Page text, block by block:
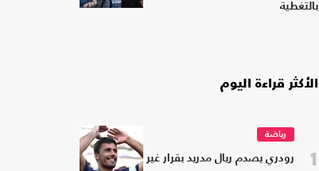
بالتغطية
الأكثر قراءة اليوم
1
رياضة
رودري يصدم ريال مدريد بقرار غير